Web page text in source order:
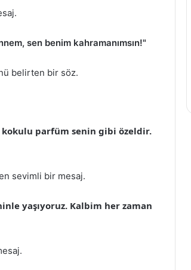
sen benim kahramanımsın!"
belirten bir söz.
parfüm senin gibi özeldir.
sevimli bir mesaj.
yaşıyoruz. Kalbim her zaman